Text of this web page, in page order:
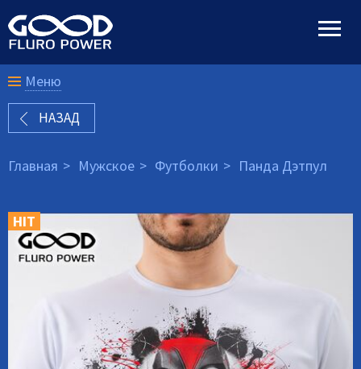
Меню
НАЗАД
Главная Мужское Футболки Панда Дэтпул
HIT